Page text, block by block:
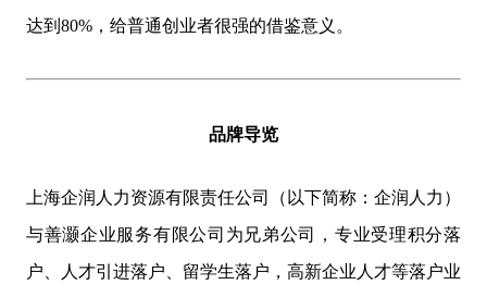
达到80%，给普通创业者很强的借鉴意义。
品牌导览
上海企润人力资源有限责任公司（以下简称：企润人力）
与善灏企业服务有限公司为兄弟公司，专业受理积分落
户、人才引进落户、留学生落户，高新企业人才等落户业